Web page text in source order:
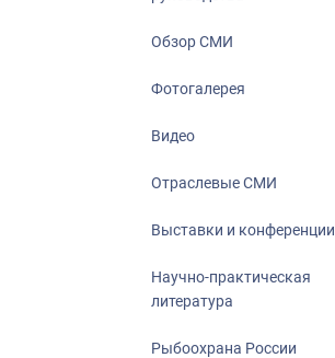
Обзор СМИ
Фотогалерея
Видео
Отраслевые СМИ
Выставки и конференции
Научно-практическая
литература
Рыбоохрана России